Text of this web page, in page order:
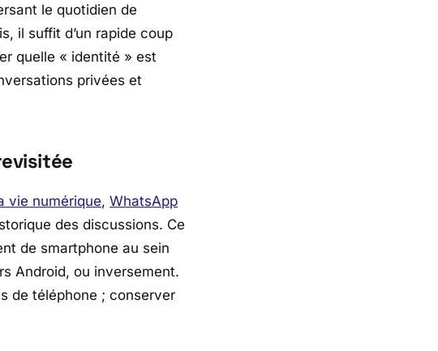
le quotidien de
il suffit d’un rapide coup
quelle « identité » est
privées et
vie numérique, WhatsApp
des discussions. Ce
de smartphone au sein
Android, ou inversement.
de téléphone ; conserver